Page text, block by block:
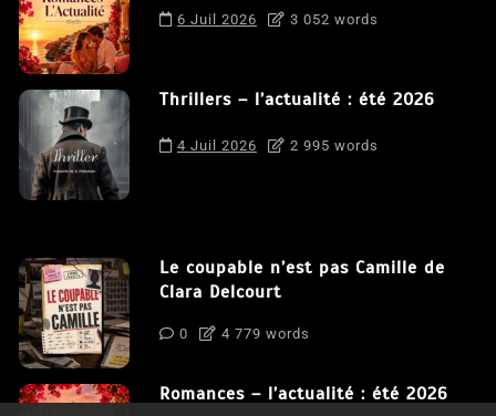
6 Juil 2026 3 052 words
Thrillers – l’actualité : été 2026
4 Juil 2026 2 995 words
Le coupable n’est pas Camille de
Clara Delcourt
0 4 779 words
Romances – l’actualité : été 2026